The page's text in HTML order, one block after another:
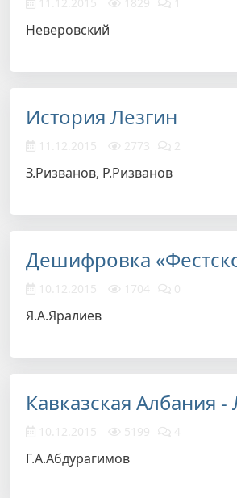
Неверовский
История Лезгин
11.12.2015 2773 2
З.Ризванов, Р.Ризванов
Дешифровка
10.12.2015 1704 0
Я.А.Яралиев
Кавказская Албания -
10.12.2015 5199 4
Г.А.Абдурагимов